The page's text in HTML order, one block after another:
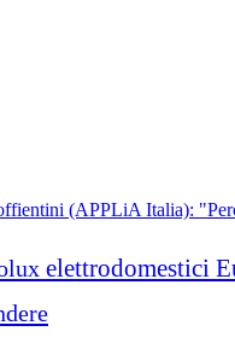
(APPLiA Italia):
elettrodomestici